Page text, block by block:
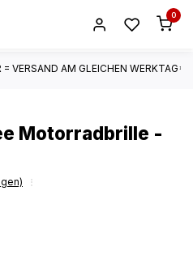
0
VERSAND AM GLEICHEN WERKTAG*
Motorradbrille -